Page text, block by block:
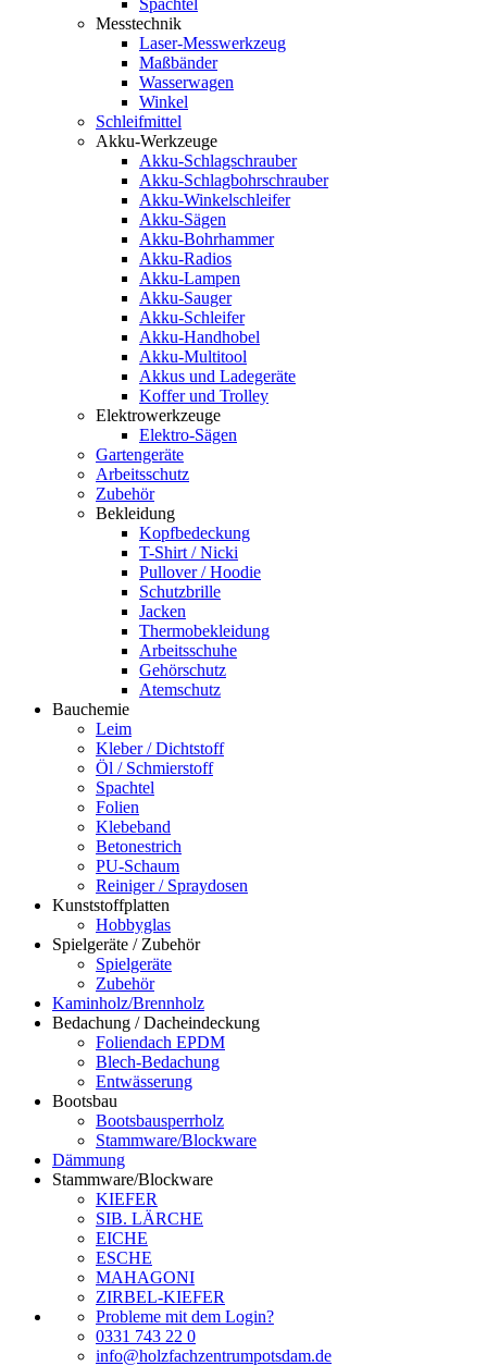
Spachtel
Messtechnik
Laser-Messwerkzeug
Maßbänder
Wasserwagen
Winkel
Schleifmittel
Akku-Werkzeuge
Akku-Schlagschrauber
Akku-Schlagbohrschrauber
Akku-Winkelschleifer
Akku-Sägen
Akku-Bohrhammer
Akku-Radios
Akku-Lampen
Akku-Sauger
Akku-Schleifer
Akku-Handhobel
Akku-Multitool
Akkus und Ladegeräte
Koffer und Trolley
Elektrowerkzeuge
Elektro-Sägen
Gartengeräte
Arbeitsschutz
Zubehör
Bekleidung
Kopfbedeckung
T-Shirt / Nicki
Pullover / Hoodie
Schutzbrille
Jacken
Thermobekleidung
Arbeitsschuhe
Gehörschutz
Atemschutz
Bauchemie
Leim
Kleber / Dichtstoff
Öl / Schmierstoff
Spachtel
Folien
Klebeband
Betonestrich
PU-Schaum
Reiniger / Spraydosen
Kunststoffplatten
Hobbyglas
Spielgeräte / Zubehör
Spielgeräte
Zubehör
Kaminholz/Brennholz
Bedachung / Dacheindeckung
Foliendach EPDM
Blech-Bedachung
Entwässerung
Bootsbau
Bootsbausperrholz
Stammware/Blockware
Dämmung
Stammware/Blockware
KIEFER
SIB. LÄRCHE
EICHE
ESCHE
MAHAGONI
ZIRBEL-KIEFER
Probleme mit dem Login?
0331 743 22 0
info@holzfachzentrumpotsdam.de